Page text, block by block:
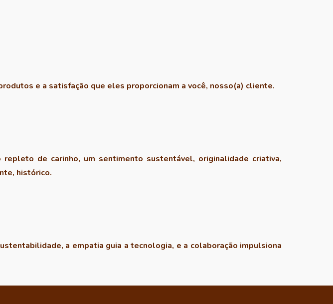
e a satisfação que eles proporcionam a você, nosso(a) cliente.
de carinho, um sentimento sustentável, originalidade criativa,
histórico.
a empatia guia a tecnologia, e a colaboração impulsiona